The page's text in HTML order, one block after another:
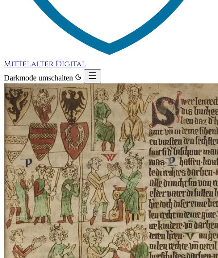
Mittelalter Digital
Darkmode umschalten